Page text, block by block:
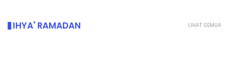
LIHAT SEMUA
IHYA' RAMADAN